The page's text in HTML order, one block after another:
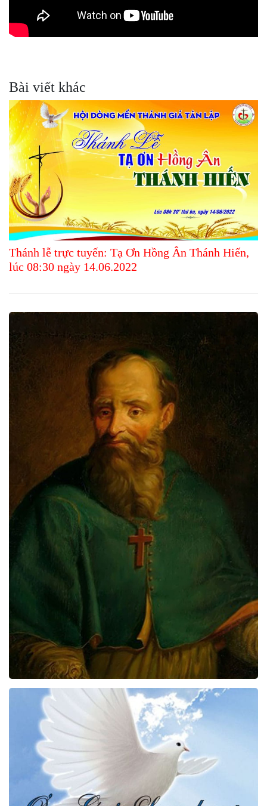
Bài viết khác
Thánh lễ trực tuyến: Tạ Ơn Hồng Ân Thánh Hiến,
lúc 08:30 ngày 14.06.2022